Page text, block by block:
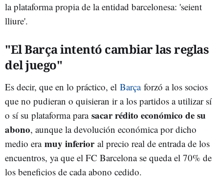
la plataforma propia de la entidad barcelonesa: 'seient
lliure'.
"El Barça intentó cambiar las reglas
del juego"
Es decir, que en lo práctico, el Barçaforzó a los socios
que no pudieran o quisieran ir a los partidos a utilizar sí
o sí su plataforma para sacar rédito económico de su
abono, aunque la devolución económica por dicho
medio eramuy inferioral precio real de entrada de los
encuentros, ya que el FC Barcelona se queda el 70% de
los beneficios de cada abono cedido.